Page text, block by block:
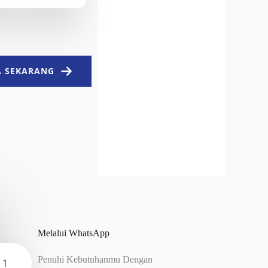
SEKARANG
1
Melalui WhatsApp
Penuhi Kebutuhanmu Dengan